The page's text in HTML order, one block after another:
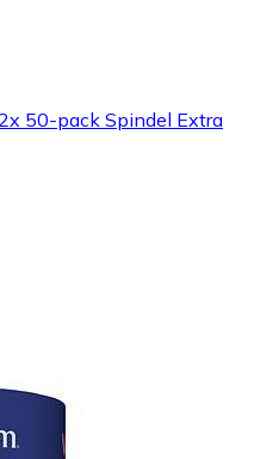
50-pack Spindel Extra